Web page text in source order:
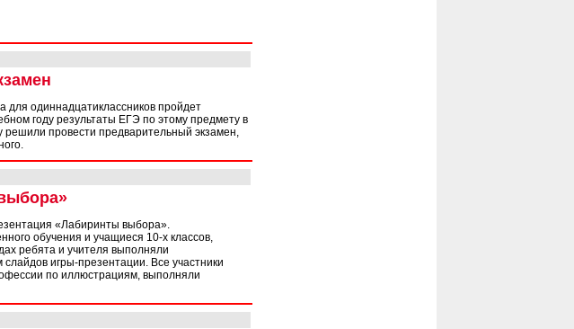
для одиннадцатиклассников пройдет
году результаты ЕГЭ по этому предмету в
решили провести предварительный экзамен,
«Лабиринты выбора».
обучения и учащиеся 10-х классов,
ребята и учителя выполняли
игры-презентации. Все участники
по иллюстрациям, выполняли